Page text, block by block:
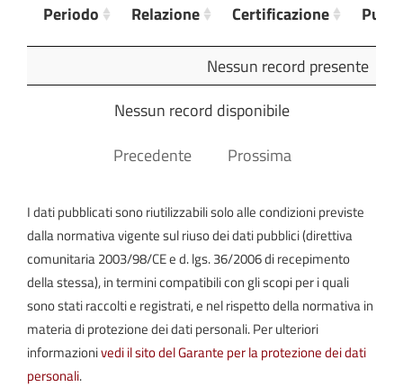
Periodo Relazione Certificazione
Certificazione
Nessun record presente
Nessun record disponibile
Precedente
Prossima
I dati pubblicati sono riutilizzabili solo alle condizioni previste
dalla normativa vigente sul riuso dei dati pubblici (direttiva
comunitaria 2003/98/CE e d. lgs. 36/2006 di recepimento
della stessa), in termini compatibili con gli scopi per i quali
sono stati raccolti e registrati, e nel rispetto della normativa in
materia di protezione dei dati personali. Per ulteriori
informazionivedi il sito del Garante per la protezione dei dati
personali.